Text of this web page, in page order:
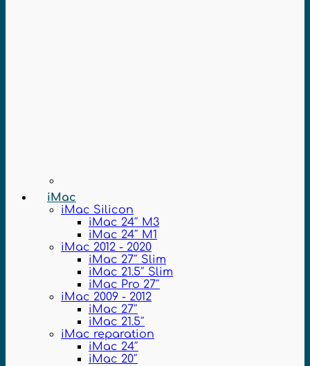
iMac
iMac Silicon
iMac 24″ M3
iMac 24″ M1
iMac 2012 - 2020
iMac 27″ Slim
iMac 21.5″ Slim
iMac Pro 27″
iMac 2009 - 2012
iMac 27″
iMac 21.5″
iMac reparation
iMac 24″
iMac 20″